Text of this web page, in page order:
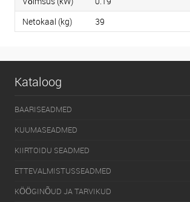
Netokaal (kg)
39
Kataloog
BAARISEADMED
KUUMASEADMED
KIIRTOIDU SEADMED
ETTEVALMISTUSSEADMED
KÖÖGINÕUD JA TARVIKUD